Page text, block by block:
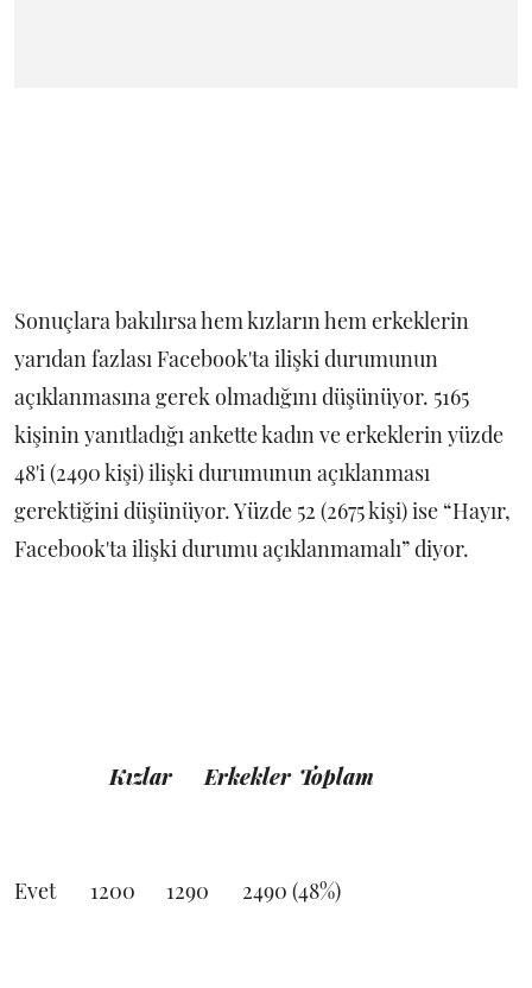
Sonuçlara bakılırsa hem kızların hem erkeklerin
yarıdan fazlası Facebook'ta ilişki durumunun
açıklanmasına gerek olmadığını düşünüyor. 5165
kişinin yanıtladığı ankette kadın ve erkeklerin yüzde
48'i (2490 kişi) ilişki durumunun açıklanması
gerektiğini düşünüyor. Yüzde 52 (2675 kişi) ise “Hayır,
Facebook'ta ilişki durumu açıklanmamalı” diyor.
Kızlar Erkekler Toplam
Evet 1200 1290 2490 (48%)